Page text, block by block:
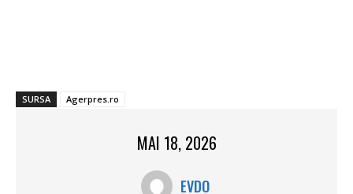
SURSA Agerpres.ro
MAI 18, 2026
EVDO